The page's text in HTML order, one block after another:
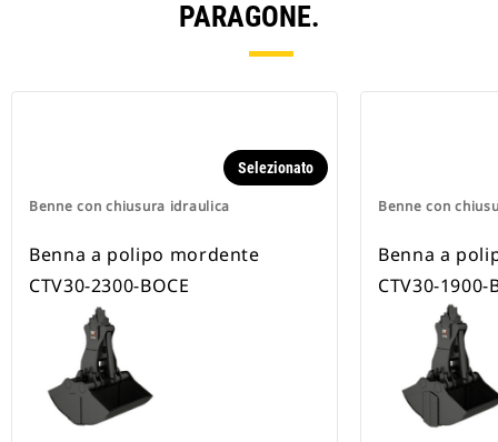
PARAGONE.
Benne con chiusura idraulica
Selezionato
Benna a polipo mordente
CTV30-2300-BOCE
Benne con
Benna a
CTV30-1900-